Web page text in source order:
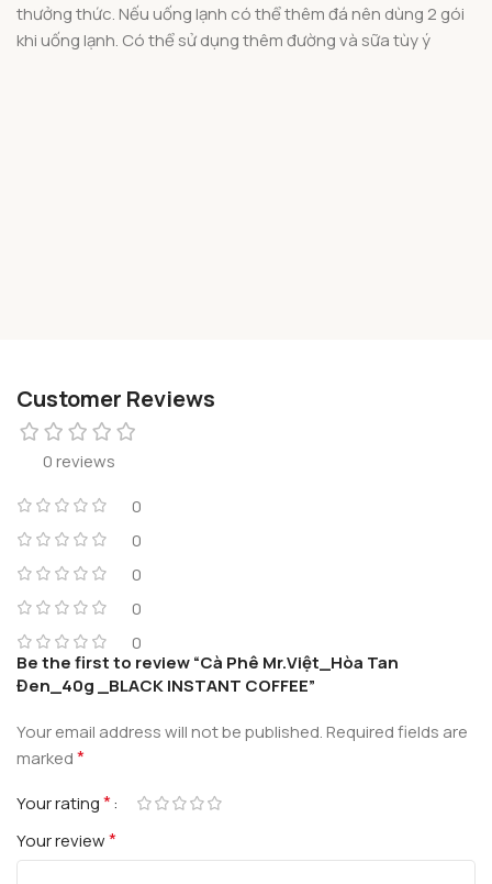
thưởng thức. Nếu uống lạnh có thể thêm đá nên dùng 2 gói
khi uống lạnh. Có thể sử dụng thêm đường và sữa tùy ý
Customer Reviews
0 reviews
0
0
0
0
0
Be the first to review “Cà Phê Mr.Việt_Hòa Tan
Đen_40g _BLACK INSTANT COFFEE”
Your email address will not be published.Required fields are
marked*
Your rating*
Your review*